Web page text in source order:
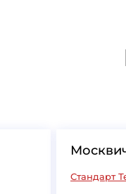
Стандарт